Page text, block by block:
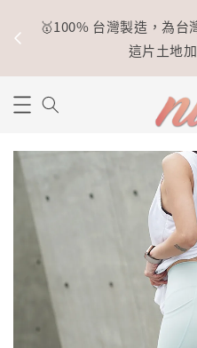
🥇100% 台灣製造，為台
這片土地